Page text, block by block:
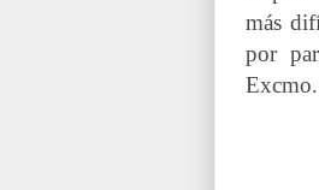
más
por